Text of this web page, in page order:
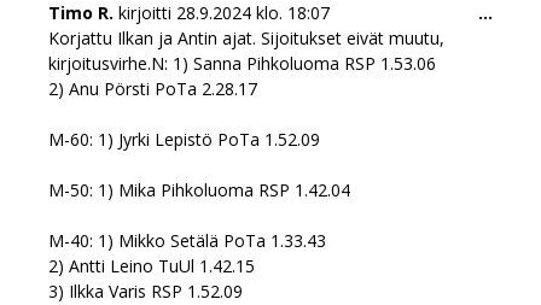
Timo R. kirjoitti 28.9.2024 klo. 18:07
Korjattu Ilkan ja Antin ajat. Sijoitukset eivät muutu,
kirjoitusvirhe.N: 1) Sanna Pihkoluoma RSP 1.53.06
2) Anu Pörsti PoTa 2.28.17
M-60: 1) Jyrki Lepistö PoTa 1.52.09
M-50: 1) Mika Pihkoluoma RSP 1.42.04
M-40: 1) Mikko Setälä PoTa 1.33.43
2) Antti Leino TuUl 1.42.15
3) Ilkka Varis RSP 1.52.09
...